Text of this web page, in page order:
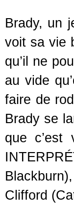
Brady, un
voit sa vie
qu’il ne
au vide
faire de
Brady se
que
Clifford